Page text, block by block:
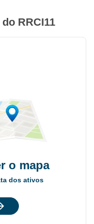
RRCI11
o mapa
dos ativos